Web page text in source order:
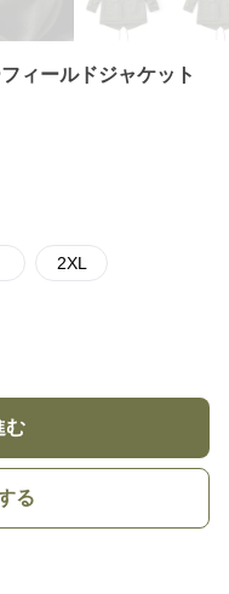
ィールドジャケット
2XL
む
る